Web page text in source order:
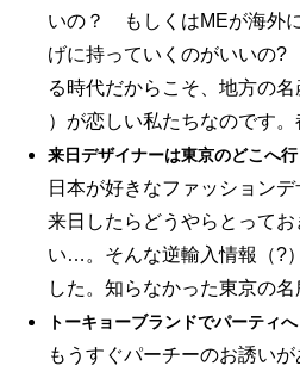
いの？ もしくはMEが海外
げに持っていくのがいいの?
る時代だからこそ、地方の名
）が恋しい私たちなのです。
来日デザイナーは東京のどこへ
日本が好きなファッションデ
来日したらどうやらとって
い…。そんな逆輸入情報（?
した。知らなかった東京の名
トーキョーブランドでパーティへ
もうすぐパーチーのお誘い